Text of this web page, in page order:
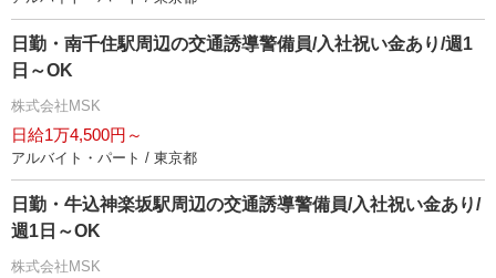
日勤・南千住駅周辺の交通誘導警備員/入社祝い金あり/週1
日～OK
株式会社MSK
日給1万4,500円～
アルバイト・パート / 東京都
日勤・牛込神楽坂駅周辺の交通誘導警備員/入社祝い金あり/
週1日～OK
株式会社MSK